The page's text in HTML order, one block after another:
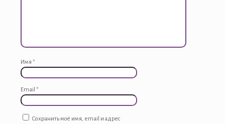
Имя *
Email *
Сохранить моё имя, email и адрес